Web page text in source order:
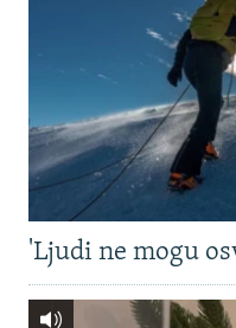
'Ljudi ne mogu